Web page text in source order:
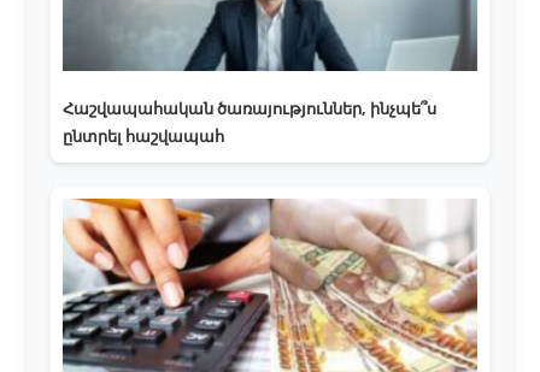
Հաշվապահական ծառայություններ, ինչպե՞ս
ընտրել հաշվապահ